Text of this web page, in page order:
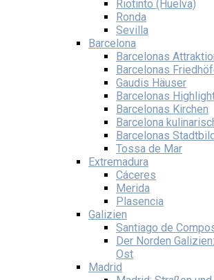
Riotinto (Huelva)
Ronda
Sevilla
Barcelona
Barcelonas
Barcelonas
Gaudis Häuser
Barcelonas
Barcelonas Kirchen
Barcelona
Barcelonas
Tossa de Mar
Extremadura
Cáceres
Merida
Plasencia
Galizien
Santiago de
Der Norden
Ost
Madrid